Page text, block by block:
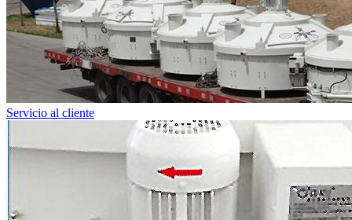
Servicio al cliente